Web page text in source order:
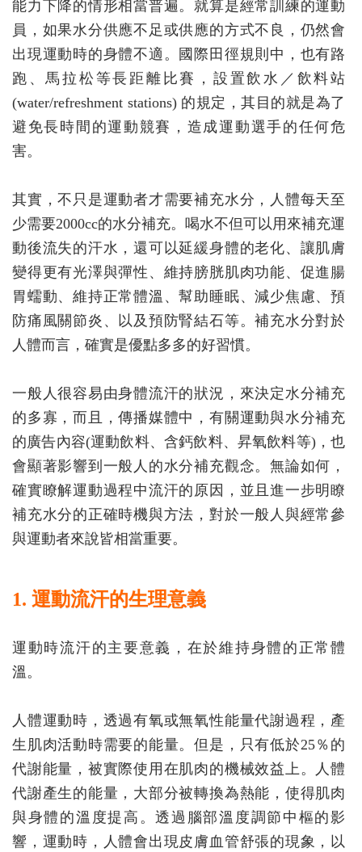
能力下降的情形相當普遍。就算是經常訓練的運動
員，如果水分供應不足或供應的方式不良，仍然會
出現運動時的身體不適。國際田徑規則中，也有路
跑、馬拉松等長距離比賽，設置飲水／飲料站
(water/refreshment stations) 的規定，其目的就是為了
避免長時間的運動競賽，造成運動選手的任何危
害。
其實，不只是運動者才需要補充水分，人體每天至
少需要2000cc的水分補充。喝水不但可以用來補充運
動後流失的汗水，還可以延緩身體的老化、讓肌膚
變得更有光澤與彈性、維持膀胱肌肉功能、促進腸
胃蠕動、維持正常體溫、幫助睡眠、減少焦慮、預
防痛風關節炎、以及預防腎結石等。補充水分對於
人體而言，確實是優點多多的好習慣。
一般人很容易由身體流汗的狀況，來決定水分補充
的多寡，而且，傳播媒體中，有關運動與水分補充
的廣告內容(運動飲料、含鈣飲料、昇氧飲料等)，也
會顯著影響到一般人的水分補充觀念。無論如何，
確實瞭解運動過程中流汗的原因，並且進一步明瞭
補充水分的正確時機與方法，對於一般人與經常參
與運動者來說皆相當重要。
1. 運動流汗的生理意義
運動時流汗的主要意義，在於維持身體的正常體
溫。
人體運動時，透過有氧或無氧性能量代謝過程，產
生肌肉活動時需要的能量。但是，只有低於25％的
代謝能量，被實際使用在肌肉的機械效益上。人體
代謝產生的能量，大部分被轉換為熱能，使得肌肉
與身體的溫度提高。透過腦部溫度調節中樞的影
響，運動時，人體會出現皮膚血管舒張的現象，以